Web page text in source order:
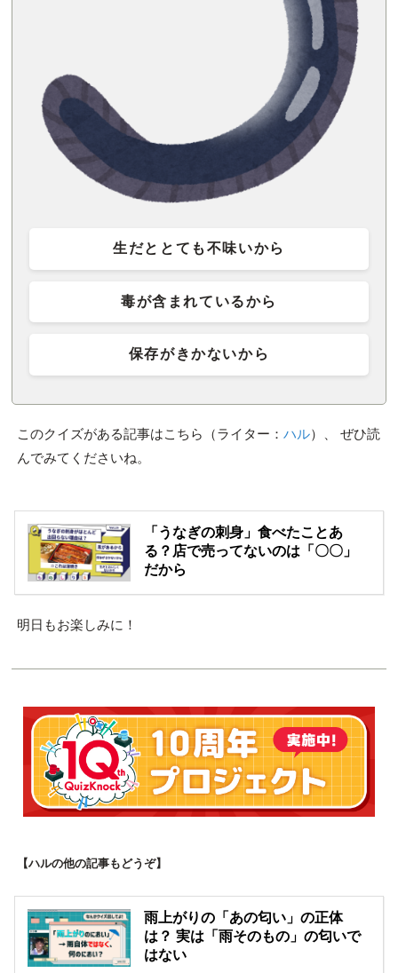
生だととても不味いから
毒が含まれているから
保存がきかないから
このクイズがある記事はこちら（ライター： ハル）、 ぜひ読
んでみてくださいね。
「うなぎの刺身」食べたことあ
る？店で売ってないのは「〇〇」
だから
明日もお楽しみに！
【ハルの他の記事もどうぞ】
雨上がりの「あの匂い」の正体
は？ 実は「雨そのもの」の匂いで
はない